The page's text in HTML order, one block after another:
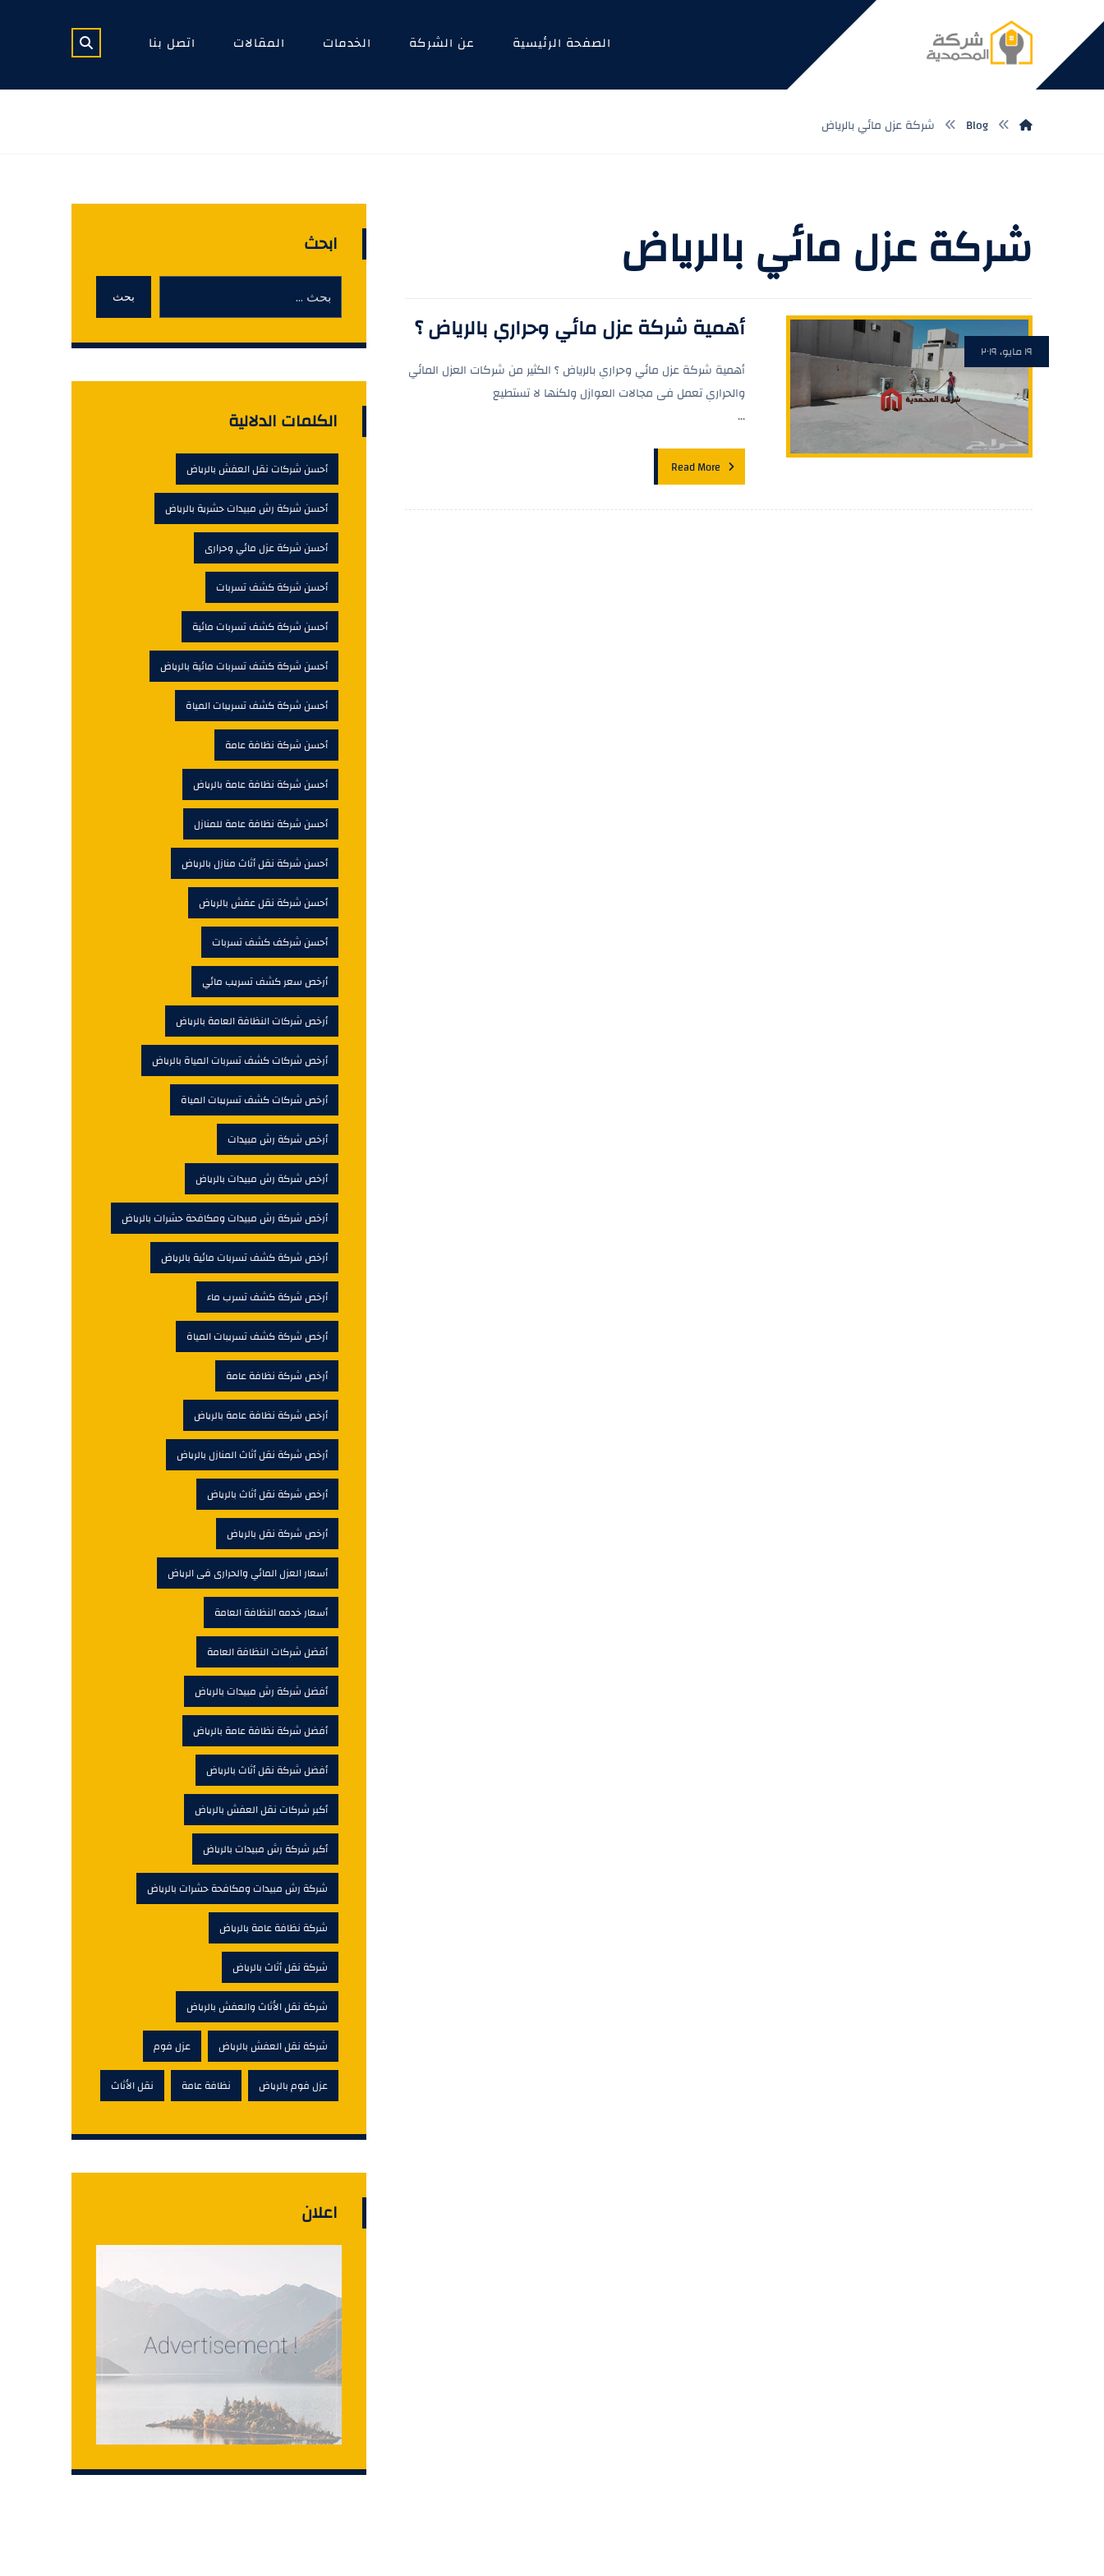
الصفحة الرئيسية عن الشركة الخدمات المقالات اتصل بنا
Blog شركة عزل مائي بالرياض
شركة عزل مائي بالرياض
أهمية شركة عزل مائي وحراري بالرياض ؟
١٩ مايو، ٢٠١٩
أهمية شركة عزل مائي وحراري بالرياض ؟ الكثير من شركات العزل المائي
والحراري تعمل فى مجالات العوازل ولكنها لا تستطيع
...
Read More
ابحث
بحث
الكلمات الدلالية
أحسن شركات نقل العفش بالرياض
أحسن شركة رش مبيدات حشرية بالرياض
أحسن شركة عزل مائي وحرارى
أحسن شركة كشف تسربات
أحسن شركة كشف تسربات مائية
أحسن شركة كشف تسربات مائية بالرياض
أحسن شركة كشف تسريبات المياة
أحسن شركة نظافة عامة
أحسن شركة نظافة عامة بالرياض
أحسن شركة نظافة عامة للمنازل
أحسن شركة نقل أثاث منازل بالرياض
أحسن شركة نقل عفش بالرياض
أحسن شركف كشف تسربات
أرخص سعر كشف تسريب مائي
أرخص شركات النظافة العامة بالرياض
أرخص شركات كشف تسربات المياة بالرياض
أرخص شركات كشف تسريبات المياة
أرخص شركة رش مبيدات
أرخص شركة رش مبيدات بالرياض
أرخص شركة رش مبيدات ومكافحة حشرات بالرياض
أرخص شركة كشف تسربات مائية بالرياض
أرخص شركة كشف تسرب ماء
أرخص شركة كشف تسريبات المياة
أرخص شركة نظافة عامة
أرخص شركة نظافة عامة بالرياض
أرخص شركة نقل أثاث المنازل بالرياض
أرخص شركة نقل أثاث بالرياض
أرخص شركة نقل بالرياض
أسعار العزل المائي والحرارى فى الرياض
أسعار خدمه النظافة العامة
أفضل شركات النظافة العامة
أفضل شركة رش مبيدات بالرياض
أفضل شركة نظافة عامة بالرياض
أفضل شركة نقل أثاث بالرياض
أكبر شركات نقل العفش بالرياض
أكبر شركة رش مبيدات بالرياض
شركة رش مبيدات ومكافحة حشرات بالرياض
شركة نظافة عامة بالرياض
شركة نقل أثاث بالرياض
شركة نقل الأثاث والعفش بالرياض
شركة نقل العفش بالرياض عزل فوم
عزل فوم بالرياض نظافة عامة نقل الأثاث
اعلان